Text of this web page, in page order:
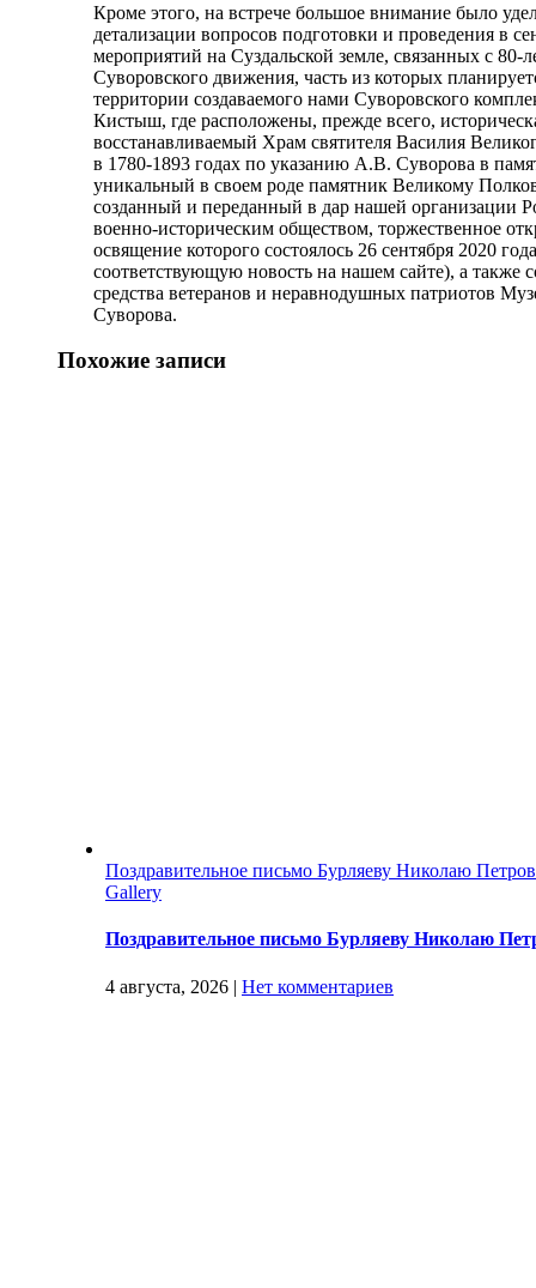
Кроме этого, на встрече большое внимание было
детализации вопросов подготовки и проведения в
мероприятий на Суздальской земле, связанных с 80-
Суворовского движения, часть из которых
территории создаваемого нами Суворовского
Кистыш, где расположены, прежде всего,
восстанавливаемый Храм святителя Василия
в 1780-1893 годах по указанию А.В. Суворова в
уникальный в своем роде памятник Великому
созданный и переданный в дар нашей организации
военно-историческим обществом, торжественное
освящение которого состоялось 26 сентября 2020
соответствующую новость на нашем сайте), а также
средства ветеранов и неравнодушных патриотов
Суворова.
Похожие записи
Поздравительное письмо Бурляеву Николаю
Gallery
Поздравительное письмо Бурляеву Николаю
4 августа, 2026 | Нет комментариев